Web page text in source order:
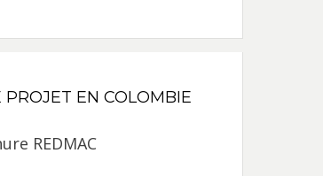
PROJET EN COLOMBIE